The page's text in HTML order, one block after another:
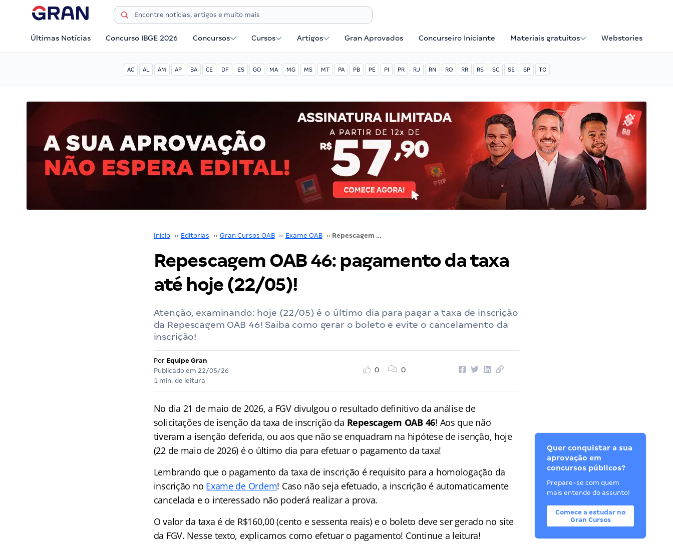
Últimas Notícias Concurso IBGE 2026 Concursos Cursos Artigos Gran Aprovados Concurseiro Iniciante Materiais gratuitos Webstories
AC AL AM AP BA CE DF ES GO MA MG MS MT PA PB PE PI PR RJ RN RO RR RS SC SE SP TO
Início ›› Editorias ›› Gran Cursos OAB ›› Exame OAB ›› Repescagem OAB 46: pagamento da taxa até hoje (22/05)!
Repescagem OAB 46: pagamento da taxa
até hoje (22/05)!
Atenção, examinando: hoje (22/05) é o último dia para pagar a taxa de inscrição
da Repescagem OAB 46! Saiba como gerar o boleto e evite o cancelamento da
inscrição!
Por Equipe Gran
Publicado em 22/05/26
1 min. de leitura
0 0
No dia 21 de maio de 2026, a FGV divulgou o resultado definitivo da análise de
solicitações de isenção da taxa de inscrição da Repescagem OAB 46! Aos que não
tiveram a isenção deferida, ou aos que não se enquadram na hipótese de isenção, hoje
(22 de maio de 2026) é o último dia para efetuar o pagamento da taxa!
Lembrando que o pagamento da taxa de inscrição é requisito para a homologação da
inscrição no Exame de Ordem! Caso não seja efetuado, a inscrição é automaticamente
cancelada e o interessado não poderá realizar a prova.
O valor da taxa é de R$160,00 (cento e sessenta reais) e o boleto deve ser gerado no site
da FGV. Nesse texto, explicamos como efetuar o pagamento! Continue a leitura!
Quer conquistar a sua
aprovação em
concursos públicos?
Prepare-se com quem
mais entende do assunto!
Comece a estudar no
Gran Cursos